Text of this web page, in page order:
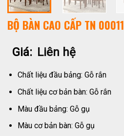
BỘ BÀN CAO CẤP TN 00011
Giá: Liên hệ
Chất liệu đầu bảng: Gỗ rắn
Chất liệu cơ bản bàn: Gỗ rắn
Màu đầu bảng: Gỗ gụ
Màu cơ bản bàn: Gỗ gụ